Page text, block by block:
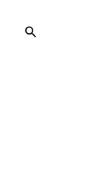
Search